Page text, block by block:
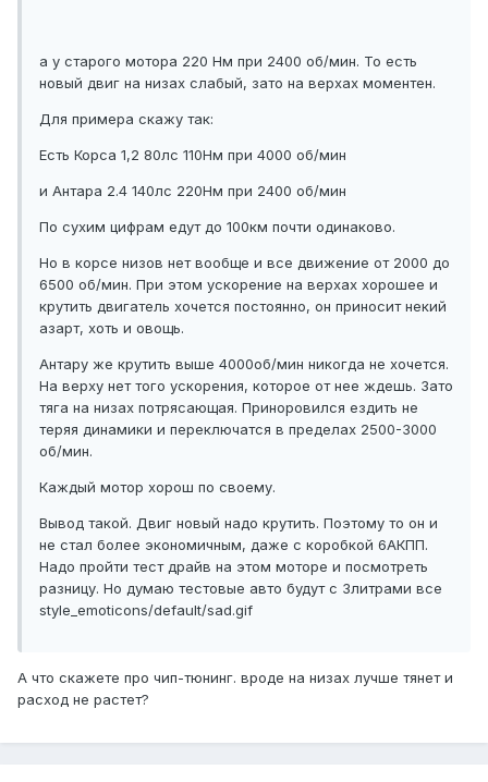
а у старого мотора 220 Нм при 2400 об/мин. То есть
новый двиг на низах слабый, зато на верхах моментен.
Для примера скажу так:
Есть Корса 1,2 80лс 110Нм при 4000 об/мин
и Антара 2.4 140лс 220Нм при 2400 об/мин
По сухим цифрам едут до 100км почти одинаково.
Но в корсе низов нет вообще и все движение от 2000 до
6500 об/мин. При этом ускорение на верхах хорошее и
крутить двигатель хочется постоянно, он приносит некий
азарт, хоть и овощь.
Антару же крутить выше 4000об/мин никогда не хочется.
На верху нет того ускорения, которое от нее ждешь. Зато
тяга на низах потрясающая. Приноровился ездить не
теряя динамики и переключатся в пределах 2500-3000
об/мин.
Каждый мотор хорош по своему.
Вывод такой. Двиг новый надо крутить. Поэтому то он и
не стал более экономичным, даже с коробкой 6АКПП.
Надо пройти тест драйв на этом моторе и посмотреть
разницу. Но думаю тестовые авто будут с 3литрами все
style_emoticons/default/sad.gif
А что скажете про чип-тюнинг. вроде на низах лучше тянет и
расход не растет?